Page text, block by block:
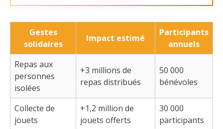
Gestes
solidaires
Impact estimé
Participants
annuels
Repas aux
personnes
isolées
+3 millions de
repas distribués
50 000
bénévoles
Collecte de
jouets
+1,2 million de
jouets offerts
30 000
participants